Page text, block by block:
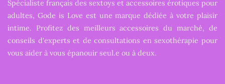
Spécialiste français des sextoys et accessoires érotiques pour
adultes, Gode is Love est une marque dédiée à votre plaisir
intime. Profitez des meilleurs accessoires du marché, de
conseils d'experts et de consultations en sexothérapie pour
vous aider à vous épanouir seul.e ou à deux.